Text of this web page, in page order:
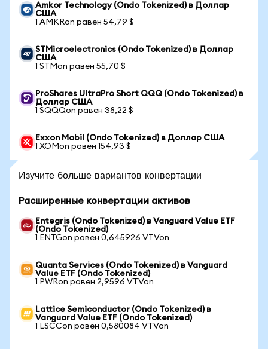
Amkor Technology (Ondo Tokenized) в Доллар
США
1 AMKRon равен 54,79 $
STMicroelectronics (Ondo Tokenized) в Доллар
США
1 STMon равен 55,70 $
ProShares UltraPro Short QQQ (Ondo Tokenized) в
Доллар США
1 SQQQon равен 38,22 $
Exxon Mobil (Ondo Tokenized) в Доллар США
1 XOMon равен 154,93 $
Изучите больше вариантов конвертации
Расширенные конвертации активов
Entegris (Ondo Tokenized) в Vanguard Value ETF
(Ondo Tokenized)
1 ENTGon равен 0,645926 VTVon
Quanta Services (Ondo Tokenized) в Vanguard
Value ETF (Ondo Tokenized)
1 PWRon равен 2,9596 VTVon
Lattice Semiconductor (Ondo Tokenized) в
Vanguard Value ETF (Ondo Tokenized)
1 LSCCon равен 0,580084 VTVon